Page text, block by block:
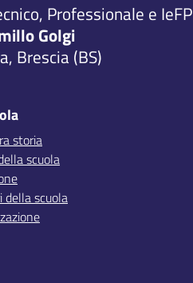
Professionale e IeFP
Golgi
Brescia (BS)
storia
scuola
della scuola